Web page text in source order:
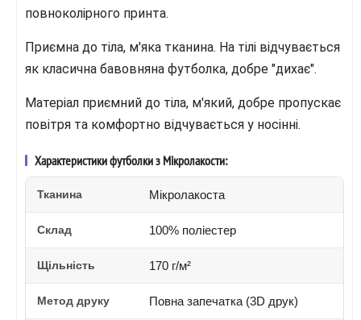
повноколірного принта.
Приємна до тіла, м'яка тканина. На тілі відчувається
як класична бавовняна футболка, добре "дихає".
Матеріал приємний до тіла, м'який, добре пропускає
повітря та комфортно відчувається у носінні.
Характеристики футболки з Мікролакости:
Тканина Мікролакоста
Склад 100% поліестер
Щільність 170 г/м²
Метод друку Повна запечатка (3D друк)